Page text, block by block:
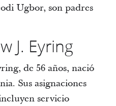
Ugbor, son padres
J. Eyring
de 56 años, nació
Sus asignaciones
servicio